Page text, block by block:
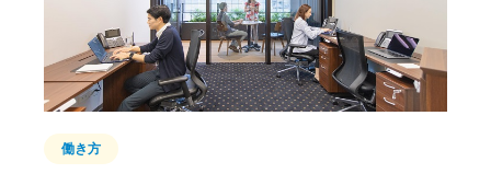
働き方